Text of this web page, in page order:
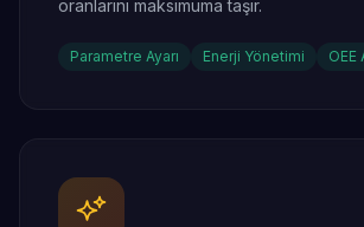
oranlarını maksimuma taşır.
Parametre Ayarı Enerji Yönetimi OEE